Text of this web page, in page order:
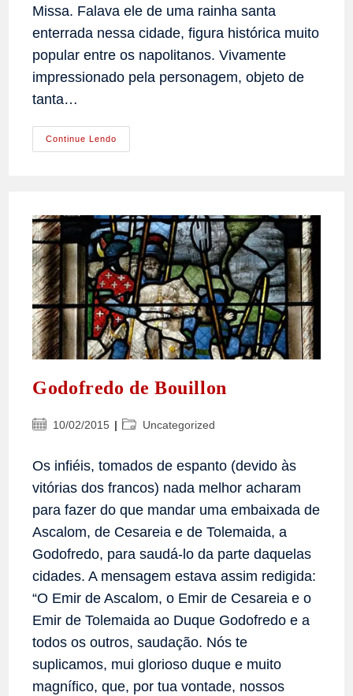
Missa. Falava ele de uma rainha santa
enterrada nessa cidade, figura histórica muito
popular entre os napolitanos. Vivamente
impressionado pela personagem, objeto de
tanta…
Continue Lendo
Maria
Sardenha
Godofredo de Bouillon
Post10/02/2015
Categoria
Uncategorized
Os infiéis, tomados de espanto (devido às
vitórias dos francos) nada melhor acharam
para fazer do que mandar uma embaixada de
Ascalom, de Cesareia e de Tolemaida, a
Godofredo, para saudá-lo da parte daquelas
cidades. A mensagem estava assim redigida:
“O Emir de Ascalom, o Emir de Cesareia e o
Emir de Tolemaida ao Duque Godofredo e a
todos os outros, saudação. Nós te
suplicamos, mui glorioso duque e muito
magnífico, que, por tua vontade, nossos